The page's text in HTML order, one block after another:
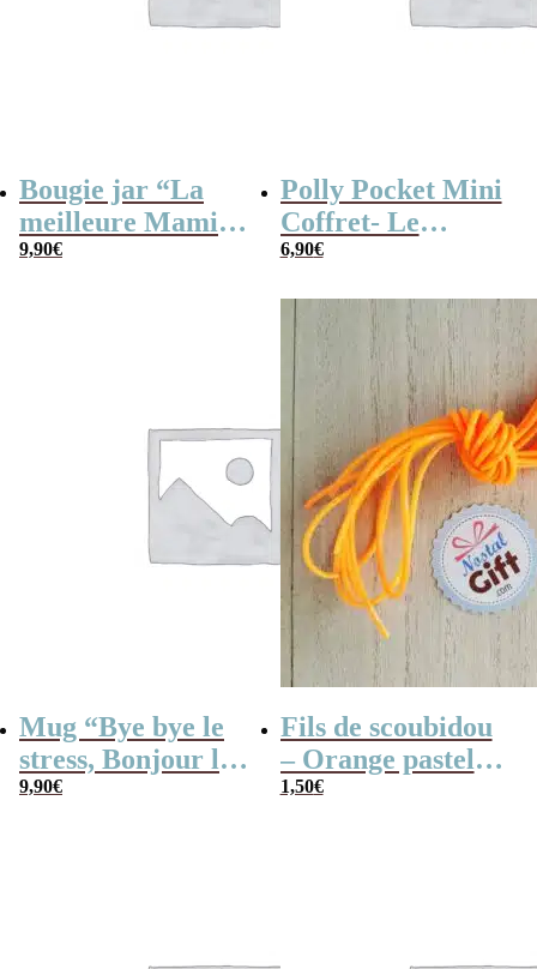
Bougie jar “La
meilleure Mamie
du monde”
9,90€
Polly Pocket Mini
Coffret- Le
Concert de Shani
6,90€
Mug “Bye bye le
stress, Bonjour les
siestes, Vive la
9,90€
Fils de scoubidou
– Orange pastel
(par 3)
1,50€